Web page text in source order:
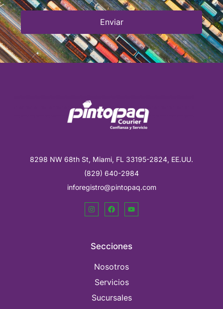
Enviar
8298 NW 68th St, Miami, FL 33195-2824, EE.UU.
(829) 640-2984
inforegistro@pintopaq.com
Secciones
Nosotros
Servicios
Sucursales